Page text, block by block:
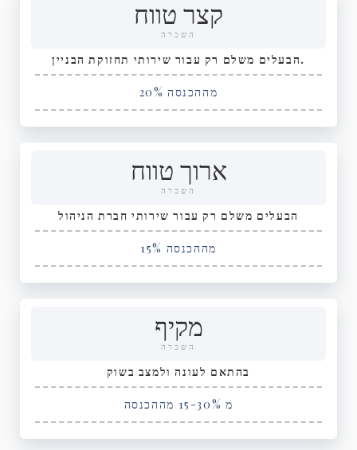
קצר טווח
השכרה
הבעלים משלם רק עבור שירותי תחזוקת הבניין.
20% מההכנסה
ארוך טווח
השכרה
הבעלים משלם רק עבור שירותי חברת הניהול
15% מההכנסה
מקיף
השכרה
בהתאם לעונה ולמצב בשוק
מ 15-30% מההכנסה